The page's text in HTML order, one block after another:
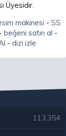
Üyesidir.
makinesi - SS
- beğeni satın al -
- dizi izle
113,354